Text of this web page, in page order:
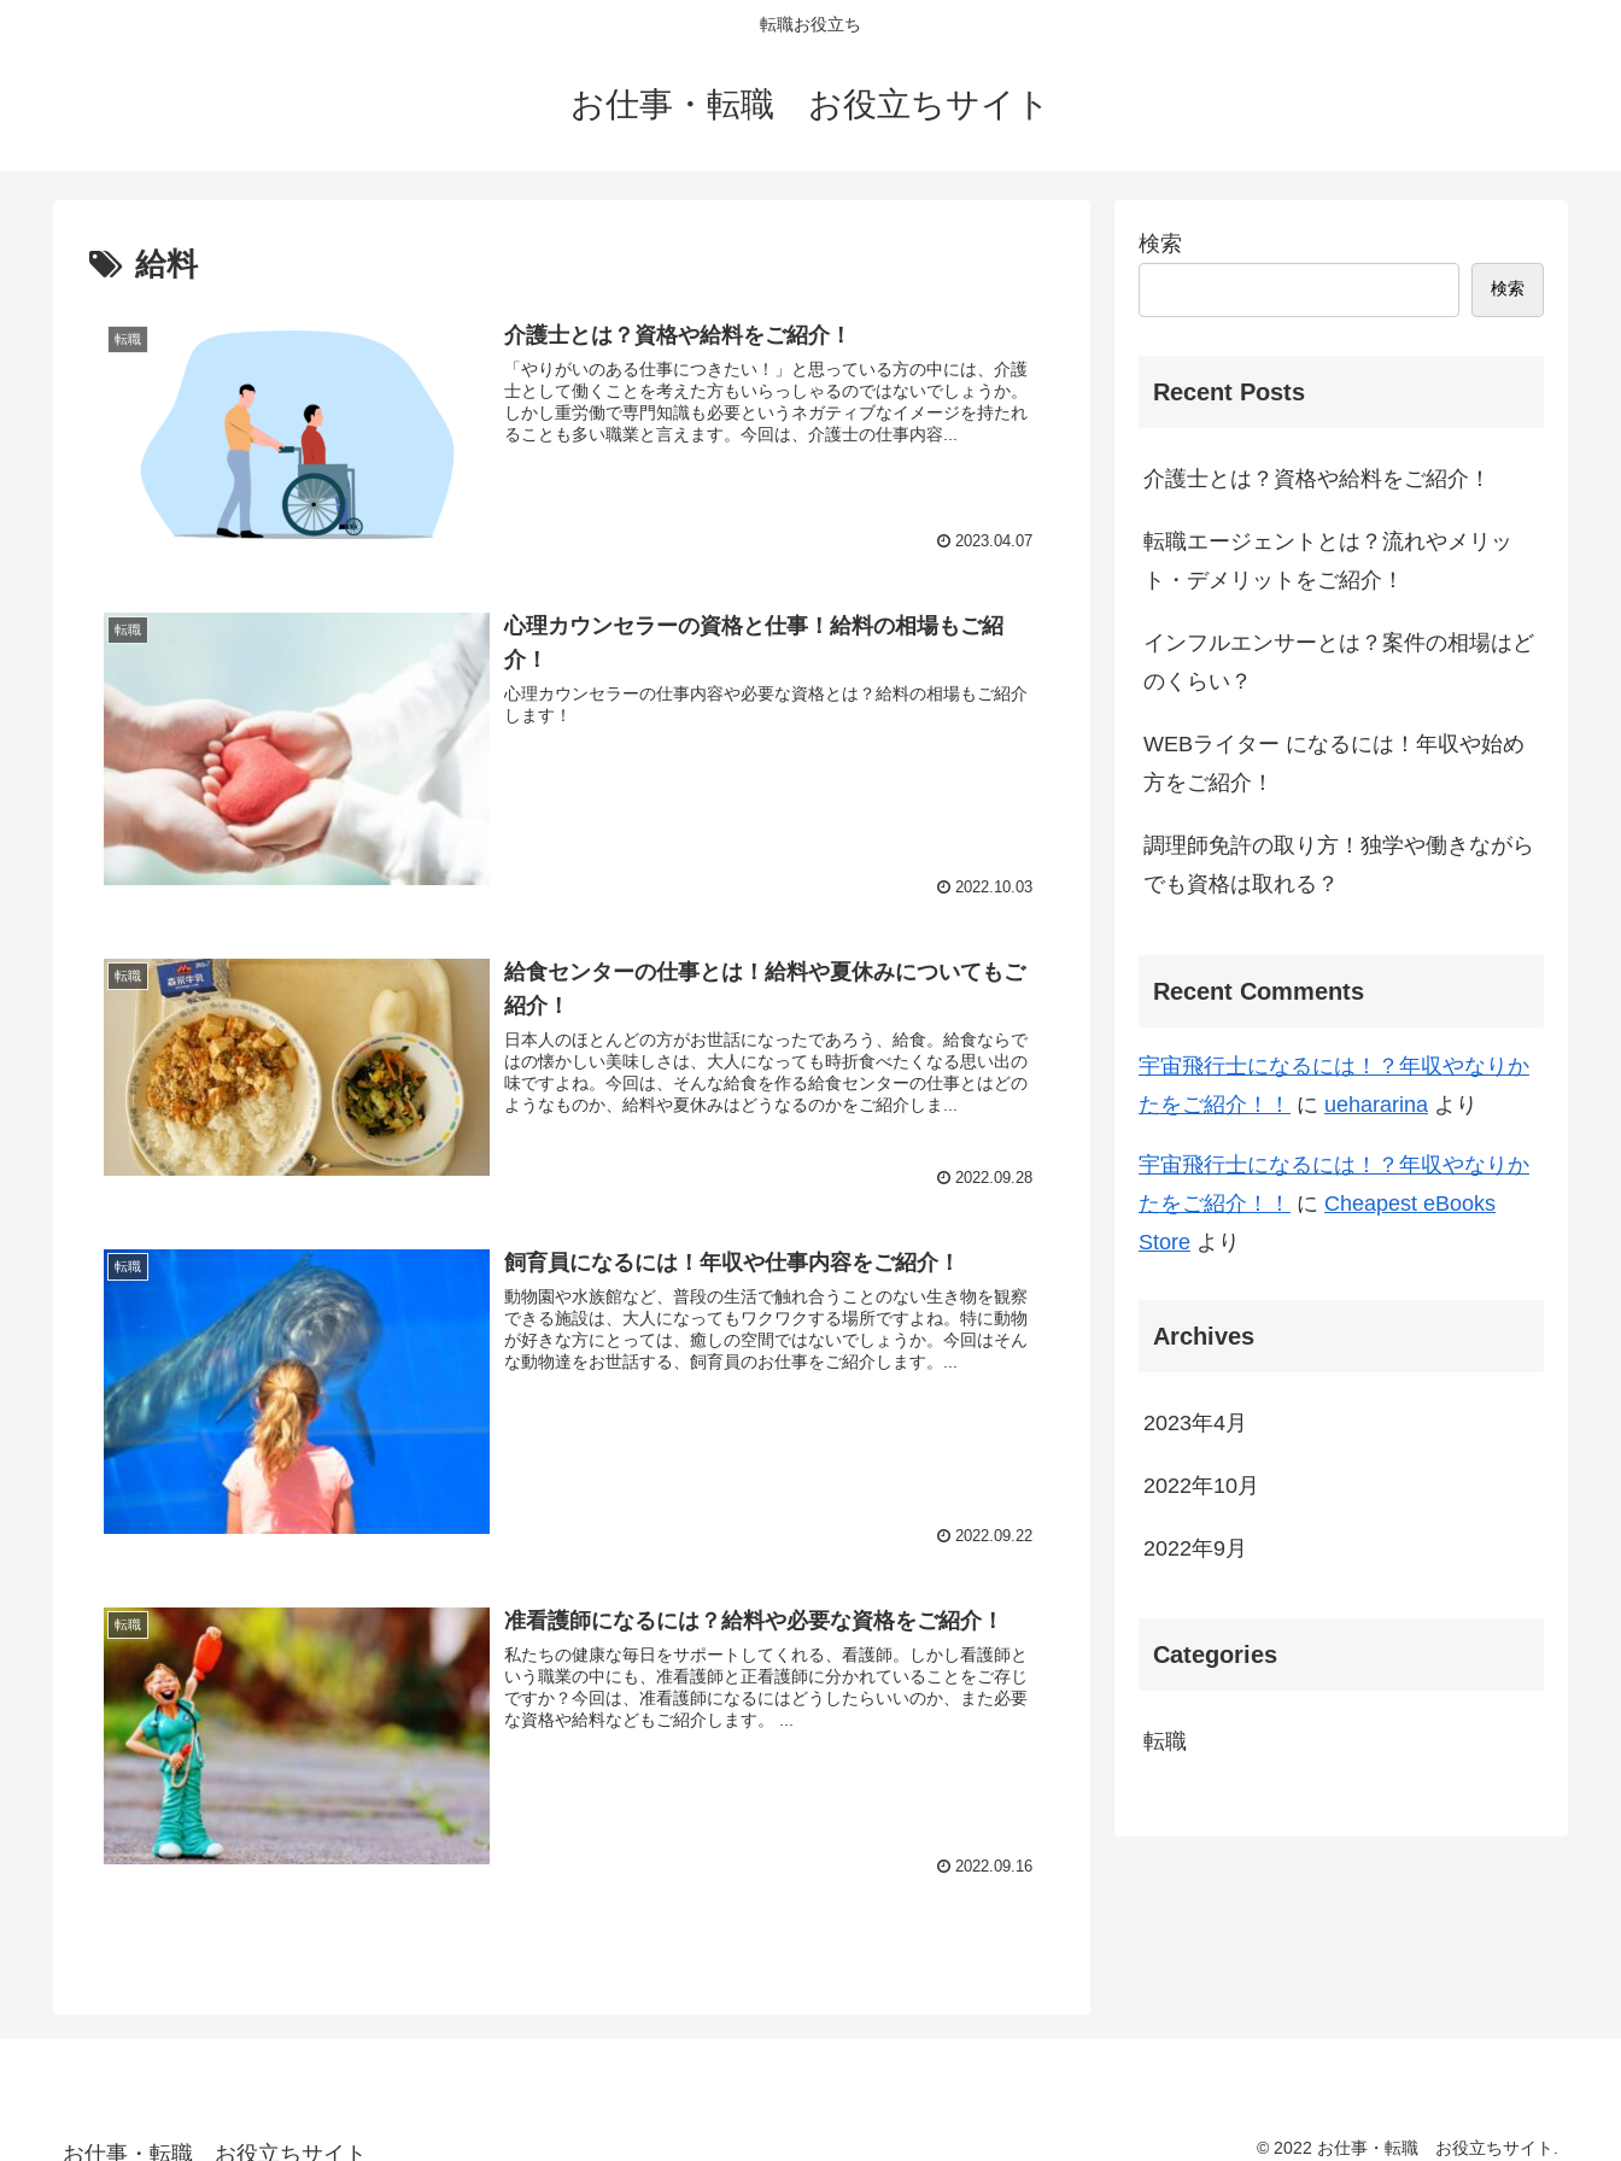
転職お役立ち
お仕事・転職 お役立ちサイト
給料
転職 介護士とは？資格や給料をご紹介！
「やりがいのある仕事につきたい！」と思っている方の中には、介護
士として働くことを考えた方もいらっしゃるのではないでしょうか。
しかし重労働で専門知識も必要というネガティブなイメージを持たれ
ることも多い職業と言えます。今回は、介護士の仕事内容...
2023.04.07
転職
心理カウンセラーの資格と仕事！給料の相場もご紹
介！
心理カウンセラーの仕事内容や必要な資格とは？給料の相場もご紹介
します！
2022.10.03
転職
給食センターの仕事とは！給料や夏休みについてもご
紹介！
日本人のほとんどの方がお世話になったであろう、給食。給食ならで
はの懐かしい美味しさは、大人になっても時折食べたくなる思い出の
味ですよね。今回は、そんな給食を作る給食センターの仕事とはどの
ようなものか、給料や夏休みはどうなるのかをご紹介しま...
2022.09.28
転職 飼育員になるには！年収や仕事内容をご紹介！
動物園や水族館など、普段の生活で触れ合うことのない生き物を観察
できる施設は、大人になってもワクワクする場所ですよね。特に動物
が好きな方にとっては、癒しの空間ではないでしょうか。今回はそん
な動物達をお世話する、飼育員のお仕事をご紹介します。...
2022.09.22
転職 准看護師になるには？給料や必要な資格をご紹介！
私たちの健康な毎日をサポートしてくれる、看護師。しかし看護師と
いう職業の中にも、准看護師と正看護師に分かれていることをご存じ
ですか？今回は、准看護師になるにはどうしたらいいのか、また必要
な資格や給料などもご紹介します。 ...
2022.09.16
検索
検索
Recent Posts
介護士とは？資格や給料をご紹介！
転職エージェントとは？流れやメリッ
ト・デメリットをご紹介！
インフルエンサーとは？案件の相場はど
のくらい？
WEBライター になるには！年収や始め
方をご紹介！
調理師免許の取り方！独学や働きながら
でも資格は取れる？
Recent Comments
宇宙飛行士になるには！？年収やなりか
たをご紹介！！
に uehararina より
宇宙飛行士になるには！？年収やなりか
たをご紹介！！
に Cheapest eBooks
Store より
Archives
2023年4月
2022年10月
2022年9月
Categories
転職
お仕事・転職 お役立ちサイト © 2022 お仕事・転職 お役立ちサイト.